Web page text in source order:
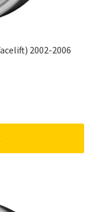
2002-2006